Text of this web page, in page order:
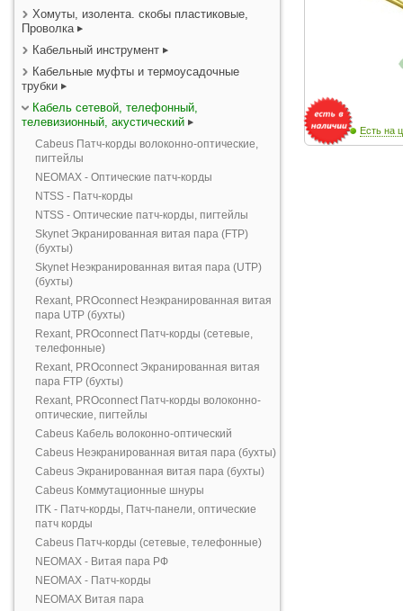
Хомуты, изолента. скобы пластиковые,
Проволка
Кабельный инструмент
Кабельные муфты и термоусадочные
трубки
Кабель сетевой, телефонный,
телевизионный, акустический
Cabeus Патч-корды волоконно-оптические,
пигтейлы
NEOMAX - Оптические патч-корды
NTSS - Патч-корды
NTSS - Оптические патч-корды, пигтейлы
Skynet Экранированная витая пара (FTP)
(бухты)
Skynet Неэкранированная витая пара (UTP)
(бухты)
Rexant, PROconnect Неэкранированная витая
пара UTP (бухты)
Rexant, PROconnect Патч-корды (сетевые,
телефонные)
Rexant, PROconnect Экранированная витая
пара FTP (бухты)
Rexant, PROconnect Патч-корды волоконно-
оптические, пигтейлы
Cabeus Кабель волоконно-оптический
Cabeus Неэкранированная витая пара (бухты)
Cabeus Экранированная витая пара (бухты)
Cabeus Коммутационные шнуры
ITK - Патч-корды, Патч-панели, оптические
патч корды
Cabeus Патч-корды (сетевые, телефонные)
NEOMAX - Витая пара РФ
NEOMAX - Патч-корды
NEOMAX Витая пара
Есть на